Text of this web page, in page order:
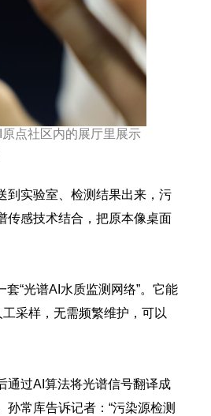
点社区内的展厅里展示
到实验室、检测结果出来，污
传感技术结合，把原本像桌面
“光谱AI水质监测网络”。它能
采样，无需频繁维护，可以
通过AI算法将光谱信号翻译成
常库告诉记者：“污染源检测